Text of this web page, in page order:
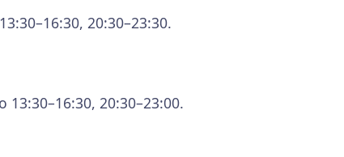
20:30–23:30.
20:30–23:00.